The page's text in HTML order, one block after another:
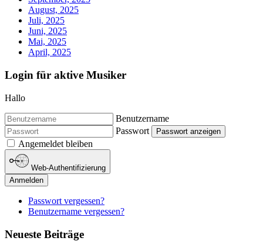
August, 2025
Juli, 2025
Juni, 2025
Mai, 2025
April, 2025
Login für aktive Musiker
Hallo
Benutzername
Passwort
Passwort anzeigen
Angemeldet bleiben
Web-Authentifizierung
Anmelden
Passwort vergessen?
Benutzername vergessen?
Neueste Beiträge